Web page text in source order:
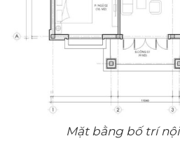
Mặt bằng bố trí